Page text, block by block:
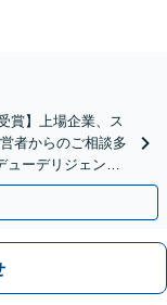
賞】上場企業、ス
者からのご相談多
ューデリジェンス